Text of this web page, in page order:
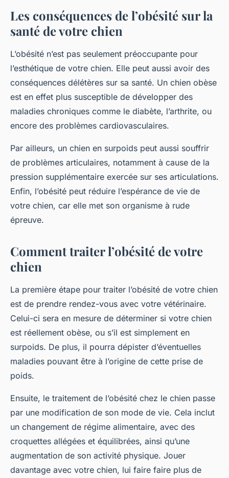
Les conséquences de l’obésité sur la
santé de votre chien
L’obésité n’est pas seulement préoccupante pour
l’esthétique de votre chien. Elle peut aussi avoir des
conséquences délétères sur sa santé. Un chien obèse
est en effet plus susceptible de développer des
maladies chroniques comme le diabète, l’arthrite, ou
encore des problèmes cardiovasculaires.
Par ailleurs, un chien en surpoids peut aussi souffrir
de problèmes articulaires, notamment à cause de la
pression supplémentaire exercée sur ses articulations.
Enfin, l’obésité peut réduire l’espérance de vie de
votre chien, car elle met son organisme à rude
épreuve.
Comment traiter l’obésité de votre
chien
La première étape pour traiter l’obésité de votre chien
est de prendre rendez-vous avec votre vétérinaire.
Celui-ci sera en mesure de déterminer si votre chien
est réellement obèse, ou s’il est simplement en
surpoids. De plus, il pourra dépister d’éventuelles
maladies pouvant être à l’origine de cette prise de
poids.
Ensuite, le traitement de l’obésité chez le chien passe
par une modification de son mode de vie. Cela inclut
un changement de régime alimentaire, avec des
croquettes allégées et équilibrées, ainsi qu’une
augmentation de son activité physique. Jouer
davantage avec votre chien, lui faire faire plus de